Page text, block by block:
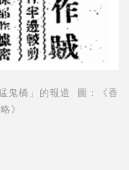
鬼橋」的報道 圖：《香
》